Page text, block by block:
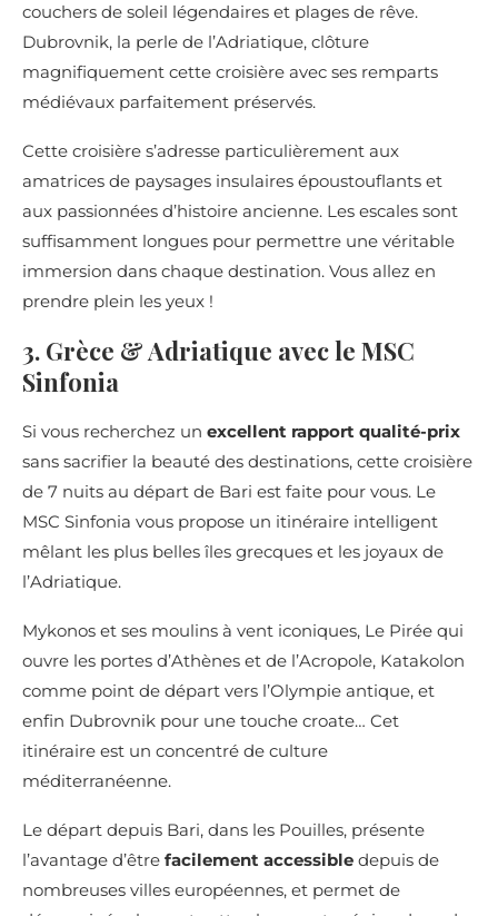
couchers de soleil légendaires et plages de rêve.
Dubrovnik, la perle de l’Adriatique, clôture
magnifiquement cette croisière avec ses remparts
médiévaux parfaitement préservés.
Cette croisière s’adresse particulièrement aux
amatrices de paysages insulaires époustouflants et
aux passionnées d’histoire ancienne. Les escales sont
suffisamment longues pour permettre une véritable
immersion dans chaque destination. Vous allez en
prendre plein les yeux !
3. Grèce & Adriatique avec le MSC
Sinfonia
Si vous recherchez un excellent rapport qualité-prix
sans sacrifier la beauté des destinations, cette croisière
de 7 nuits au départ de Bari est faite pour vous. Le
MSC Sinfonia vous propose un itinéraire intelligent
mêlant les plus belles îles grecques et les joyaux de
l’Adriatique.
Mykonos et ses moulins à vent iconiques, Le Pirée qui
ouvre les portes d’Athènes et de l’Acropole, Katakolon
comme point de départ vers l’Olympie antique, et
enfin Dubrovnik pour une touche croate… Cet
itinéraire est un concentré de culture
méditerranéenne.
Le départ depuis Bari, dans les Pouilles, présente
l’avantage d’être facilement accessible depuis de
nombreuses villes européennes, et permet de